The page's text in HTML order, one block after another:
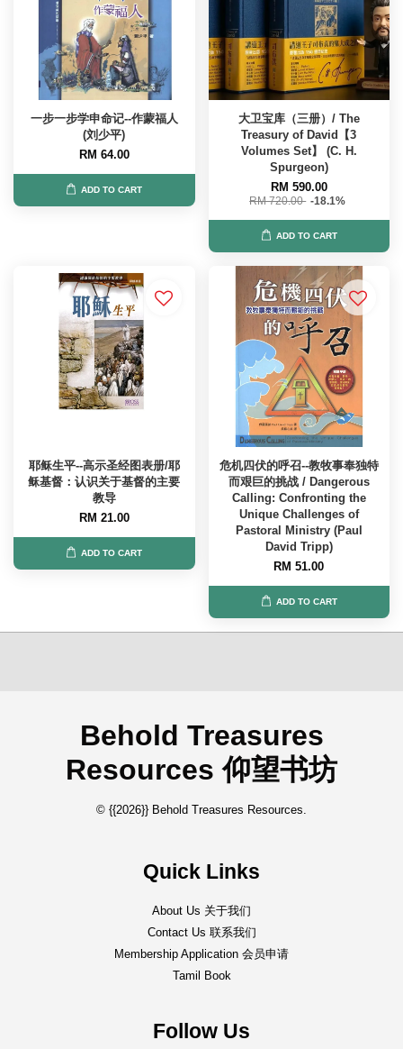
一步一步学申命记--作蒙福人
(刘少平)
RM 64.00
ADD TO CART
大卫宝库（三册）/ The
Treasury of David【3
Volumes Set】 (C. H.
Spurgeon)
RM 590.00
RM 720.00 -18.1%
ADD TO CART
耶稣生平--高示圣经图表册/耶
稣基督：认识关于基督的主要
教导
RM 21.00
ADD TO CART
危机四伏的呼召--教牧事奉独特
而艰巨的挑战 / Dangerous
Calling: Confronting the
Unique Challenges of
Pastoral Ministry (Paul
David Tripp)
RM 51.00
ADD TO CART
Behold Treasures
Resources 仰望书坊
© {{2026}} Behold Treasures Resources.
Quick Links
About Us 关于我们
Contact Us 联系我们
Membership Application 会员申请
Tamil Book
Follow Us